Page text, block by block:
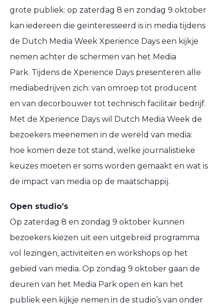
grote publiek: op zaterdag 8 en zondag 9 oktober
kan iedereen die geïnteresseerd is in media tijdens
de Dutch Media Week Xperience Days een kijkje
nemen achter de schermen van het Media
Park. Tijdens de Xperience Days presenteren alle
mediabedrijven zich: van omroep tot producent
en van decorbouwer tot technisch facilitair bedrijf.
Met de Xperience Days wil Dutch Media Week de
bezoekers meenemen in de wereld van media:
hoe komen deze tot stand, welke journalistieke
keuzes moeten er soms worden gemaakt en wat is
de impact van media op de maatschappij.
Open studio’s
Op zaterdag 8 en zondag 9 oktober kunnen
bezoekers kiezen uit een uitgebreid programma
vol lezingen, activiteiten en workshops op het
gebied van media. Op zondag 9 oktober gaan de
deuren van het Media Park open en kan het
publiek een kijkje nemen in de studio’s van onder